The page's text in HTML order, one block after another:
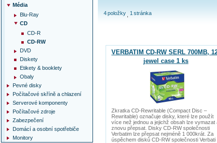
4položky 1 stránka
VERBATIM CD-RW SERL 700MB,
jewel case 1 ks
Zkratka CD-Rewritable (Compact Disc –
Rewritable) označuje disky, které lze použít
více než jednou a jejichž obsah lze vymazat
znovu přepsat. Disky CD-RW společnosti
Verbatim lze přepsat nejméně 1 000krát. Za
úspěchem disků CD-RW společnosti Verbati
Média
Blu-Ray
CD
CD-R
CD-RW
DVD
Diskety
Etikety & booklety
Obaly
Pevné disky
Počítačové skříně a chlazení
Serverové komponenty
Počítačové zdroje
Zabezpečení
Domácí a osobní spotřebiče
Monitory